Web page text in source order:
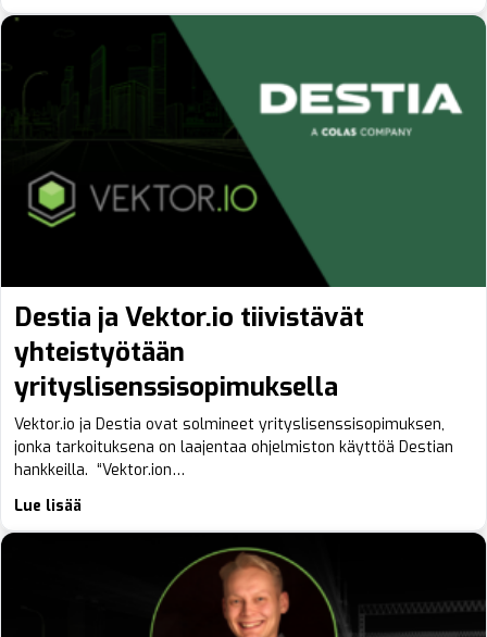
Destia ja Vektor.io tiivistävät
yhteistyötään
yrityslisenssisopimuksella
Vektor.io ja Destia ovat solmineet yrityslisenssisopimuksen,
jonka tarkoituksena on laajentaa ohjelmiston käyttöä Destian
hankkeilla. “Vektor.ion…
Lue lisää